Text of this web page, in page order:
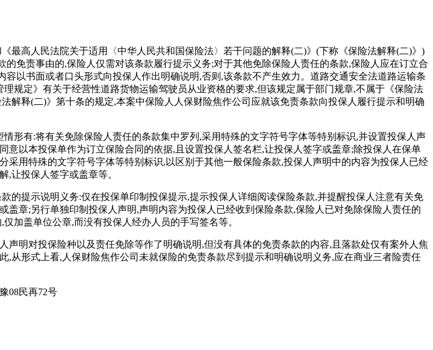
最高人民法院关于适用〈中华人民共和国保险法〉若干问题的解释(二)》(下称《保险法解释(二)》)
免责事由的,保险人仅需对该条款履行提示义务;对于其他免除保险人责任的条款,保险人应在订立合
以书面或者口头形式向投保人作出明确说明,否则,该条款不产生效力。道路交通安全法道路运输条
规定》有关于经营性道路货物运输驾驶员从业资格的要求,但该规定属于部门规章,不属于《保险法
解释(二)》第十条的规定,本案中保险人人保财险焦作公司应就该免责条款向投保人履行提示和明确
形有:将有关免除保险人责任的条款集中罗列,采用特殊的文字符号字体等特别标识,并设置投保人声
以本投保单作为订立保险合同的依据,且设置投保人签名栏,让投保人签字或盖章;除投保人在保单
采用特殊的文字符号字体等特别标识,以区别于其他一般保险条款,投保人声明中的内容为投保人已经
,让投保人签字或盖章等。
的提示说明义务:仅在投保单印制投保提示,提示投保人详细阅读保险条款,并提醒投保人注意有关免
章;另行单独印制投保人声明,声明内容为投保人已经收到保险条款,保险人已对免除保险人责任的
加盖单位公章,而没有投保人经办人员的手写签名等。
明对投保险种以及责任免除等作了明确说明,但没有具体的免责条款的内容,且落款处仅有案外人焦
从形式上看,人保财险焦作公司未就保险的免责条款尽到提示和明确说明义务,应在商业三者险责任
08民再72号